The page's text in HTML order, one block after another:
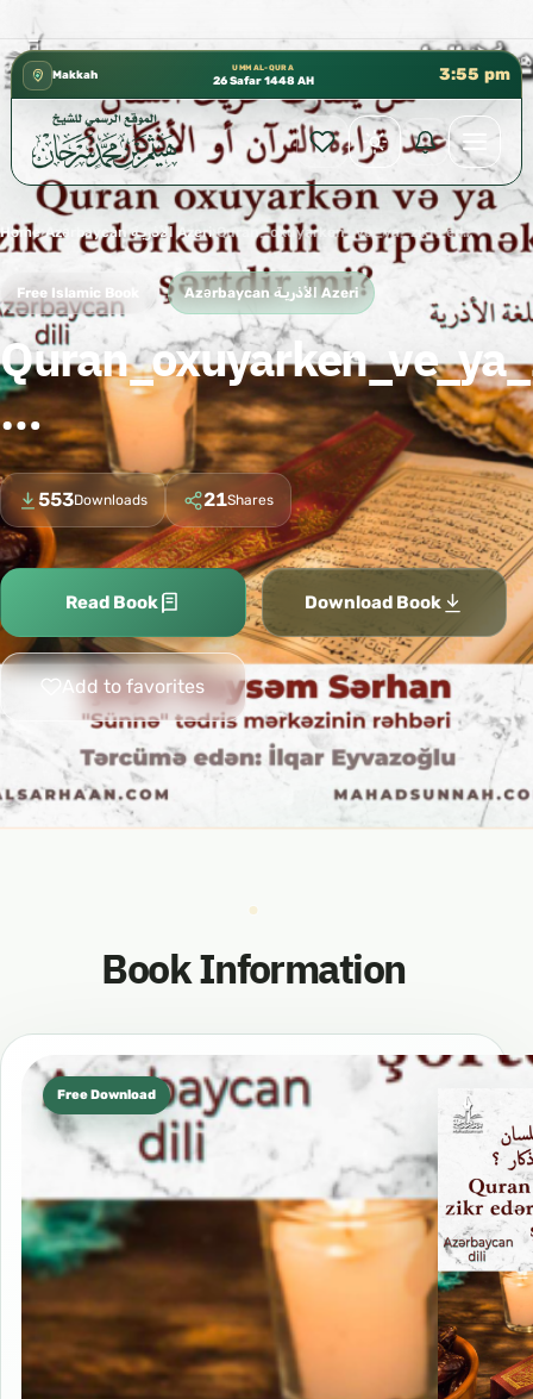
Makkah
UMM AL-QURA
26 Safar 1448 AH 3:55 pm
Home› Azərbaycan الأذريـة Azeri› Quran_oxuyarken_ve_ya_zikr_ederken_dili_terpetmek_shertdir_mi …
Free Islamic Book Azərbaycan الأذريـة Azeri
…
553Downloads 21Shares
Read Book Download Book
Add to favorites
Book Information
Free Download